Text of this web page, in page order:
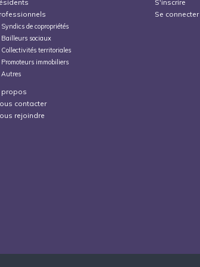
Syndics de copropriétés
Bailleurs sociaux
Collectivités territoriales
Promoteurs immobiliers
Autres
propos
contacter
rejoindre
S'inscrire
Se connecter